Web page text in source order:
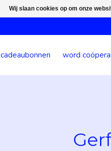
cadeaubonnen word
Wij slaan cookies op om onze